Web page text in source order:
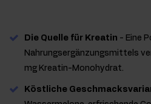
Die Quelle für Kreatin - Eine
Nahrungsergänzungsmittels
mg Kreatin-Monohydrat.
Köstliche